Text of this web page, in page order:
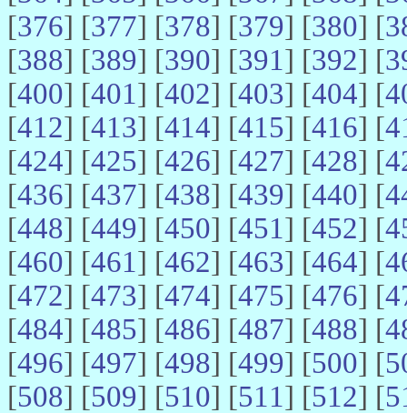
[376] [377] [378] [379] [380] [
[388] [389] [390] [391] [392] [
[400] [401] [402] [403] [404] [
[412] [413] [414] [415] [416] [
[424] [425] [426] [427] [428] [
[436] [437] [438] [439] [440] [
[448] [449] [450] [451] [452] [
[460] [461] [462] [463] [464] [
[472] [473] [474] [475] [476] [
[484] [485] [486] [487] [488] [
[496] [497] [498] [499] [500] [
[508] [509] [510] [511] [512] [